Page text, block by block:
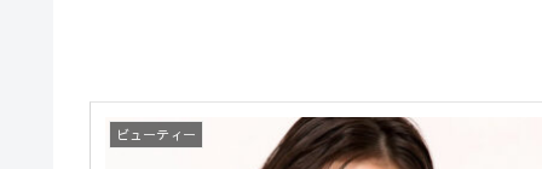
ビューティー